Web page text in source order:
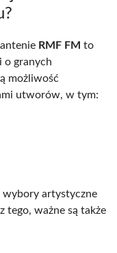
RMF FM to
o granych
możliwość
utworów, w tym:
wybory artystyczne
tego, ważne są także